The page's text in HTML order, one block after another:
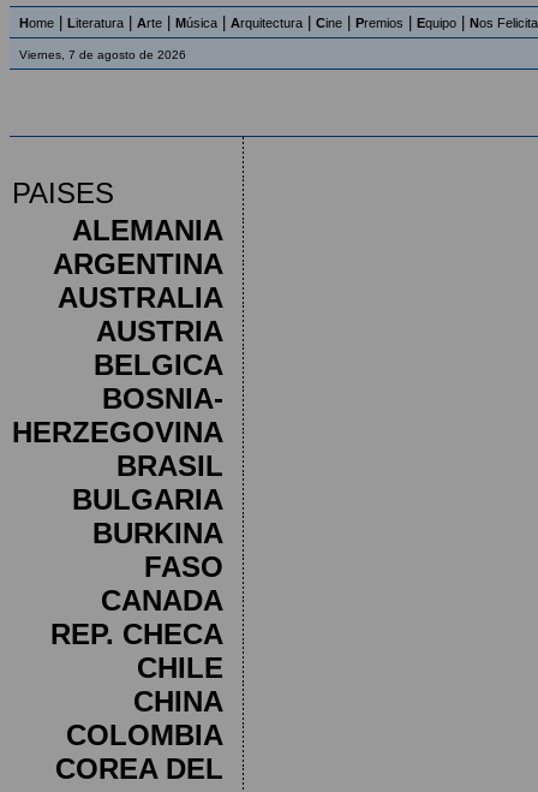
Home Literatura Arte Música Arquitectura Cine Premios Equipo Nos
Viernes, 7 de agosto de 2026
PAISES
ALEMANIA
ARGENTINA
AUSTRALIA
AUSTRIA
BELGICA
BOSNIA-
HERZEGOVINA
BRASIL
BULGARIA
BURKINA
FASO
CANADA
REP. CHECA
CHILE
CHINA
COLOMBIA
COREA DEL